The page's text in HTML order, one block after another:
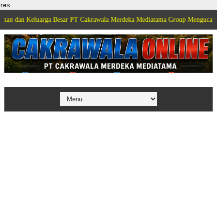
res
Besar PT Cakrawala Merdeka Mediatama Group Mengucapkan Selamat